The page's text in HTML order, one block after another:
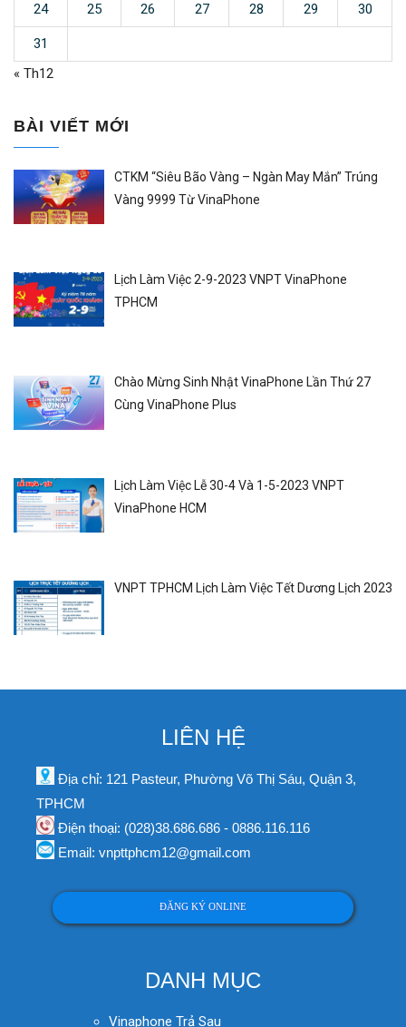
24 25 26 27 28 29 30
31
« Th12
BÀI VIẾT MỚI
CTKM “Siêu Bão Vàng – Ngàn May Mắn” Trúng
Vàng 9999 Từ VinaPhone
Lịch Làm Việc 2-9-2023 VNPT VinaPhone
TPHCM
Chào Mừng Sinh Nhật VinaPhone Lần Thứ 27
Cùng VinaPhone Plus
Lịch Làm Việc Lễ 30-4 Và 1-5-2023 VNPT
VinaPhone HCM
VNPT TPHCM Lịch Làm Việc Tết Dương Lịch 2023
LIÊN HỆ
Địa chỉ: 121 Pasteur, Phường Võ Thị Sáu, Quận 3,
TPHCM
Điện thoại: (028)38.686.686 - 0886.116.116
Email: vnpttphcm12@gmail.com
ĐĂNG KÝ ONLINE
DANH MỤC
Vinaphone Trả Sau